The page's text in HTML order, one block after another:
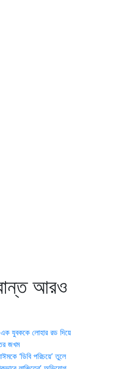
আরও
যুবককে লোহার রড দিয়ে
জখম
‘ডিবি পরিচয়ে’ তুলে